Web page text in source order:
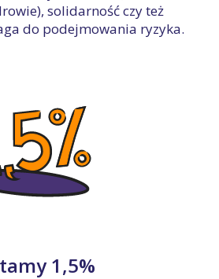
solidarność czy też
do podejmowania ryzyka.
1,5%